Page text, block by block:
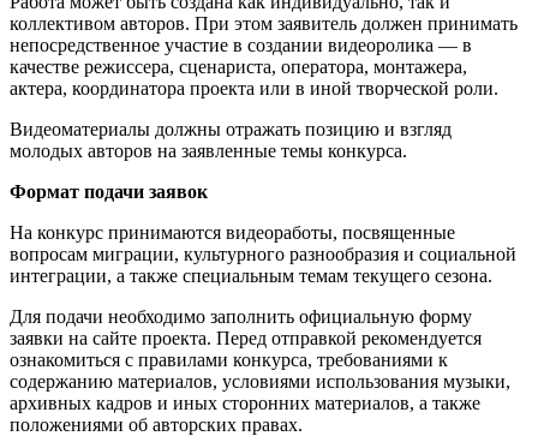
коллективом авторов. При этом заявитель должен принимать
непосредственное участие в создании видеоролика — в
качестве режиссера, сценариста, оператора, монтажера,
актера, координатора проекта или в иной творческой роли.
Видеоматериалы должны отражать позицию и взгляд
молодых авторов на заявленные темы конкурса.
Формат подачи заявок
На конкурс принимаются видеоработы, посвященные
вопросам миграции, культурного разнообразия и социальной
интеграции, а также специальным темам текущего сезона.
Для подачи необходимо заполнить официальную форму
заявки на сайте проекта. Перед отправкой рекомендуется
ознакомиться с правилами конкурса, требованиями к
содержанию материалов, условиями использования музыки,
архивных кадров и иных сторонних материалов, а также
положениями об авторских правах.